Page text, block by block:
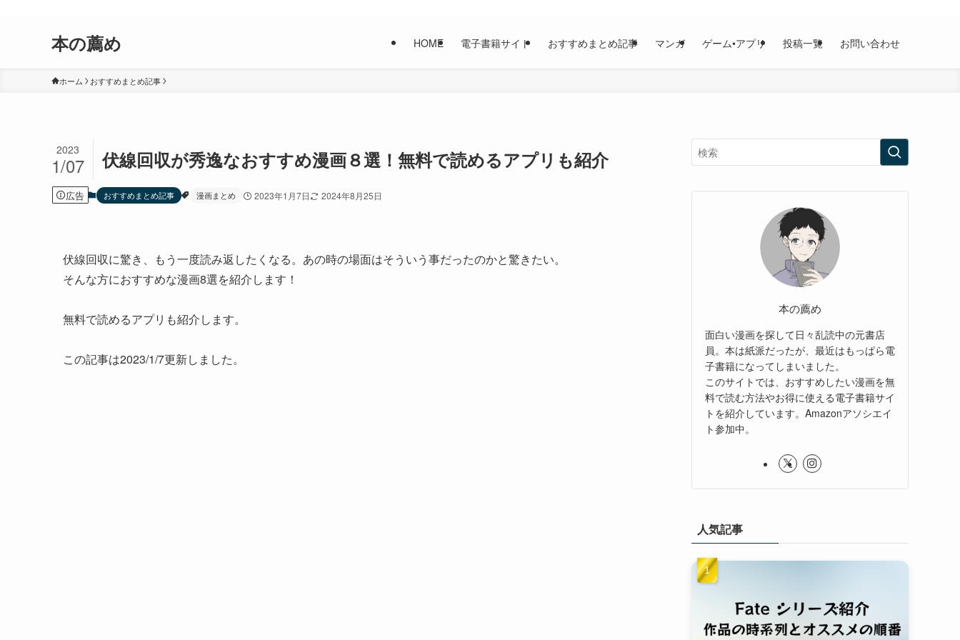
本の薦め HOME 電子書籍サイト おすすめまとめ記事 マンガ ゲーム•アプリ 投稿一覧 お問い合わせ
ホーム おすすめまとめ記事
伏線回収が秀逸なおすすめ漫画８選！無料で読めるアプリも紹介
2023
1/07
広告 おすすめまとめ記事 漫画まとめ 2023年1月7日 2024年8月25日
伏線回収に驚き、もう一度読み返したくなる。あの時の場面はそういう事だったのかと驚きたい。
そんな方におすすめな漫画8選を紹介します！
無料で読めるアプリも紹介します。
この記事は2023/1/7更新しました。
本の薦め
面白い漫画を探して日々乱読中の元書店
員。本は紙派だったが、最近はもっぱら電
子書籍になってしまいました。
このサイトでは、おすすめしたい漫画を無
料で読む方法やお得に使える電子書籍サイ
トを紹介しています。Amazonアソシエイ
ト参加中。
人気記事